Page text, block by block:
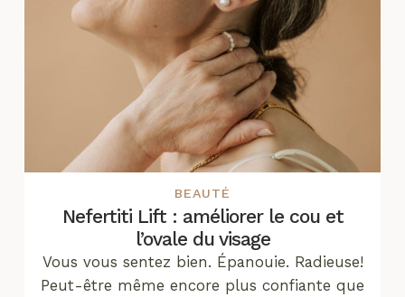
BEAUTÉ
Nefertiti Lift : améliorer le cou et
l’ovale du visage
Vous vous sentez bien. Épanouie. Radieuse!
Peut-être même encore plus confiante que